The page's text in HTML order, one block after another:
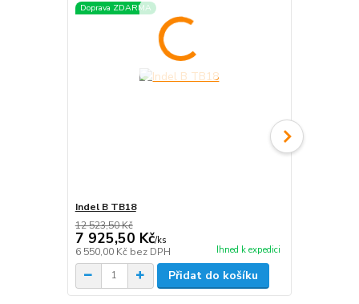
Doprava ZDARMA
Indel B TB18
12 523,50 Kč
7 925,50 Kč/ks
6 550,00 Kč bez DPH Ihned k expedici
Přidat do košíku